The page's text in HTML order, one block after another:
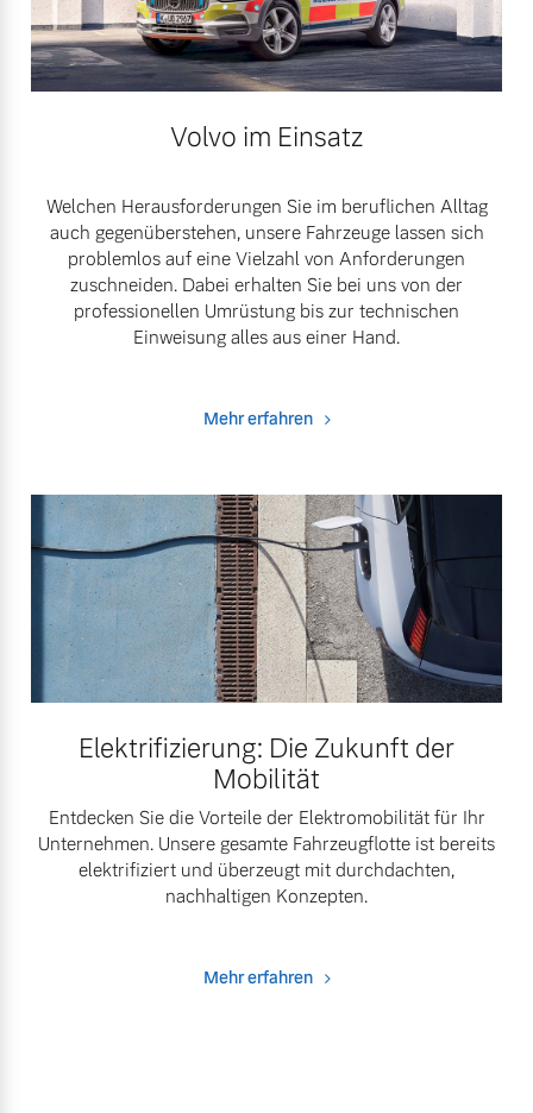
Volvo im Einsatz
Welchen Herausforderungen Sie im beruflichen Alltag
auch gegenüberstehen, unsere Fahrzeuge lassen sich
problemlos auf eine Vielzahl von Anforderungen
zuschneiden. Dabei erhalten Sie bei uns von der
professionellen Umrüstung bis zur technischen
Einweisung alles aus einer Hand.
Mehr erfahren
Elektrifizierung: Die Zukunft der
Mobilität
Entdecken Sie die Vorteile der Elektromobilität für Ihr
Unternehmen. Unsere gesamte Fahrzeugflotte ist bereits
elektrifiziert und überzeugt mit durchdachten,
nachhaltigen Konzepten.
Mehr erfahren